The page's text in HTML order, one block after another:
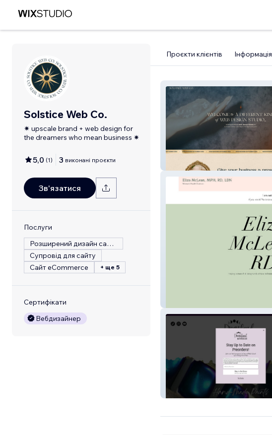
Solstice Web Co.
✷ upscale brand + web design for
the dreamers who mean business ✷
5,0 (1) 3 виконані проєкти
Зв'язатися
Послуги
Розширений дизайн сайту
Супровід для сайту
Сайт eCommerce
+ ще 5
Сертифікати
Вебдизайнер
Проєкти клієнтів Інформація
Solstice Web Co.
Dreamland Watercolor